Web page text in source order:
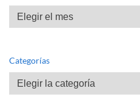
Archivos
Categorías
Categorías